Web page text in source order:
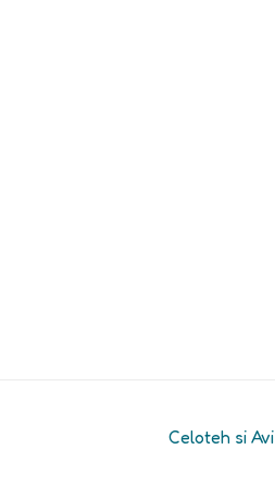
Celoteh si Avi